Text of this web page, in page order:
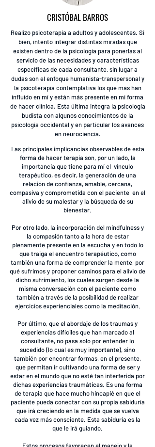
CRISTÓBAL BARROS
Realizo psicoterapia a adultos y adolescentes. Si
bien, intento integrar distintas miradas que
existen dentro de la psicología para ponerlas al
servicio de las necesidades y características
específicas de cada consultante, sin lugar a
dudas son el enfoque humanista-transpersonal y
la psicoterapia contemplativa los que más han
influido en mí y están más presente en mi forma
de hacer clínica. Esta última integra la psicología
budista con algunos conocimientos de la
psicología occidental y en particular los avances
en neurociencia.
Las principales implicancias observables de esta
forma de hacer terapia son, por un lado, la
importancia que tiene para mí el vínculo
terapéutico, es decir, la generación de una
relación de confianza, amable, cercana,
compasiva y comprometida con el paciente en el
alivio de su malestar y la búsqueda de su
bienestar.
Por otro lado, la incorporación del mindfulness y
la compasión tanto a la hora de estar
plenamente presente en la escucha y en todo lo
que traiga el encuentro terapéutico, como
también una forma de comprender la mente, por
qué sufrimos y proponer caminos para el alivio de
dicho sufrimiento, los cuales surgen desde la
misma conversación con el paciente como
también a través de la posibilidad de realizar
ejercicios experienciales como la meditación.
Por último, que el abordaje de los traumas y
experiencias difíciles que han marcado al
consultante, no pasa solo por entender lo
sucedido (lo cual es muy importante), sino
también por encontrar formas, en el presente,
que permitan ir cultivando una forma de ser y
estar en el mundo que no esté tan interferida por
dichas experiencias traumáticas. Es una forma
de terapia que hace mucho hincapié en que el
paciente pueda conectar con su propia sabiduría
que irá creciendo en la medida que se vuelva
cada vez más consciente. Esta sabiduría es la
que le irá guiando.